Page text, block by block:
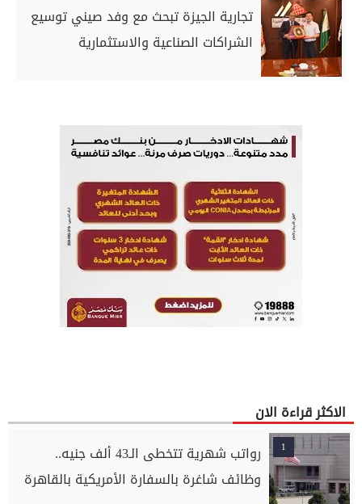
تجارية الجيزة تبحث مع وفد صيني توسيع
الشراكات الصناعية والاستثمارية
الاكثر قراءة الان
1
رواتب شهرية تتخطى الـ43 ألف جنيه..
وظائف شاغرة بالسفارة الأمريكية بالقاهرة